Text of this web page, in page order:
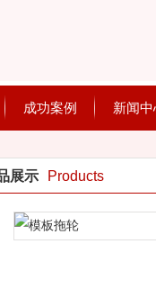
成功案例 新闻中
展示 Products